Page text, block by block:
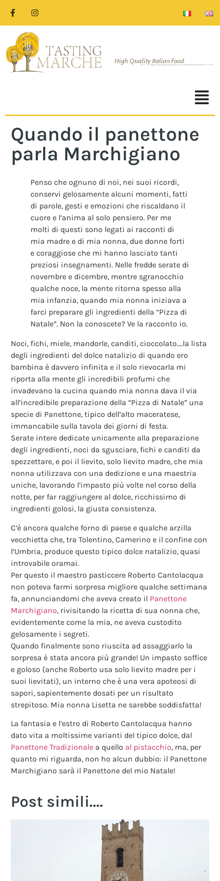
Quando il panettone
parla Marchigiano
Penso che ognuno di noi, nei suoi ricordi,
conservi gelosamente alcuni momenti, fatti
di parole, gesti e emozioni che riscaldano il
cuore e l’anima al solo pensiero. Per me
molti di questi sono legati ai racconti di
mia madre e di mia nonna, due donne forti
e coraggiose che mi hanno lasciato tanti
preziosi insegnamenti. Nelle fredde serate di
novembre e dicembre, mentre sgranocchio
qualche noce, la mente ritorna spesso alla
mia infanzia, quando mia nonna iniziava a
farci preparare gli ingredienti della “Pizza di
Natale”. Non la conoscete? Ve la racconto io.
Noci, fichi, miele, mandorle, canditi, cioccolato….la lista
degli ingredienti del dolce natalizio di quando ero
bambina è davvero infinita e il solo rievocarla mi
riporta alla mente gli incredibili profumi che
invadevano la cucina quando mia nonna dava il via
all’incredibile preparazione della “Pizza di Natale” una
specie di Panettone, tipico dell’alto maceratese,
immancabile sulla tavola dei giorni di festa.
Serate intere dedicate unicamente alla preparazione
degli ingredienti, noci da sgusciare, fichi e canditi da
spezzettare, e poi il lievito, solo lievito madre, che mia
nonna utilizzava con una dedizione e una maestria
uniche, lavorando l’impasto più volte nel corso della
notte, per far raggiungere al dolce, ricchissimo di
ingredienti golosi, la giusta consistenza.
C’è ancora qualche forno di paese e qualche arzilla
vecchietta che, tra Tolentino, Camerino e il confine con
l’Umbria, produce questo tipico dolce natalizio, quasi
introvabile oramai.
Per questo il maestro pasticcere Roberto Cantolacqua
non poteva farmi sorpresa migliore qualche settimana
fa, annunciandomi che aveva creato il Panettone
Marchigiano, rivisitando la ricetta di sua nonna che,
evidentemente come la mia, ne aveva custodito
gelosamente i segreti.
Quando finalmente sono riuscita ad assaggiarlo la
sorpresa è stata ancora più grande! Un impasto soffice
e goloso (anche Roberto usa solo lievito madre per i
suoi lievitati), un interno che è una vera apoteosi di
sapori, sapientemente dosati per un risultato
strepitoso. Mia nonna Lisetta ne sarebbe soddisfatta!
La fantasia e l’estro di Roberto Cantolacqua hanno
dato vita a moltissime varianti del tipico dolce, dal
Panettone Tradizionale a quello al pistacchio, ma, per
quanto mi riguarda, non ho alcun dubbio: il Panettone
Marchigiano sarà il Panettone del mio Natale!
Post simili....